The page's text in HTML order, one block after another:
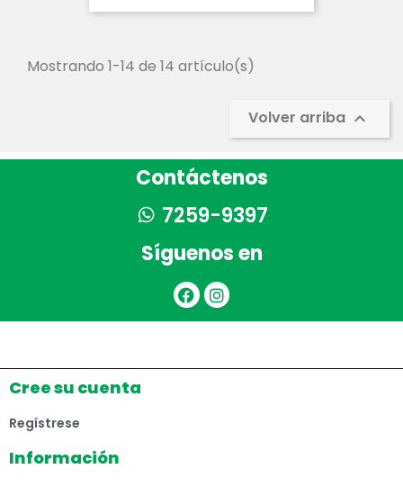
Mostrando 1-14 de 14 artículo(s)
Volver arriba 
Contáctenos
7259-9397
Síguenos en
Cree su cuenta
Regístrese
Información